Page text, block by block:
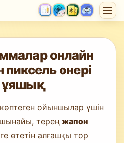
онлайн
өнері
ұяшық
ойыншылар үшін
шынайы, терең жапон
өтетін алғашқы тор